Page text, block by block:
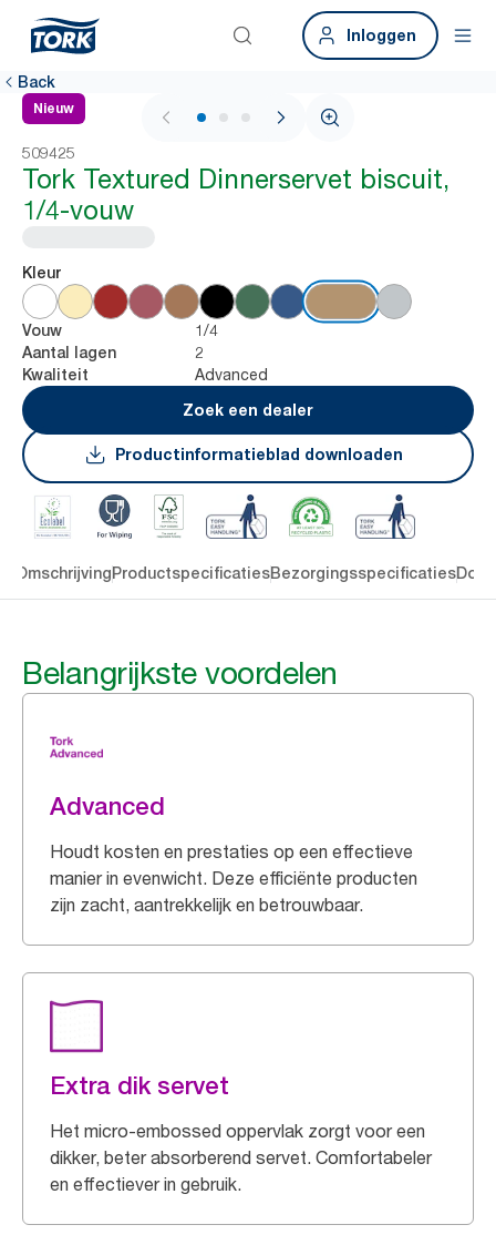
Inloggen
Back
Nieuw
1 / 3
509425
Tork Textured Dinnerservet biscuit,
1/4-vouw
Kleur
Vouw 1/4
Aantal lagen 2
Kwaliteit
Advanced
Zoek een dealer
Productinformatieblad downloaden
OmschrijvingProductspecificatiesBezorgingsspecificaties
Belangrijkste voordelen
Advanced
Houdt kosten en prestaties op een effectieve
manier in evenwicht. Deze efficiënte producten
zijn zacht, aantrekkelijk en betrouwbaar.
Extra dik servet
Het micro-embossed oppervlak zorgt voor een
dikker, beter absorberend servet. Comfortabeler
en effectiever in gebruik.